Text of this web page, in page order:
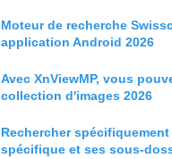
Moteur de recherche
application Android 2026
Avec XnViewMP, vous
collection d'images 2026
Rechercher
spécifique et ses sous-